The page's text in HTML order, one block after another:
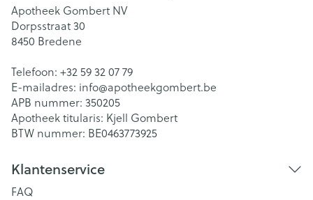
Apotheek Gombert NV
Dorpsstraat 30
8450 Bredene
Telefoon: +32 59 32 07 79
E-mailadres: info@apotheekgombert.be
APB nummer: 350205
Apotheek titularis: Kjell Gombert
BTW nummer: BE0463773925
Klantenservice
FAQ